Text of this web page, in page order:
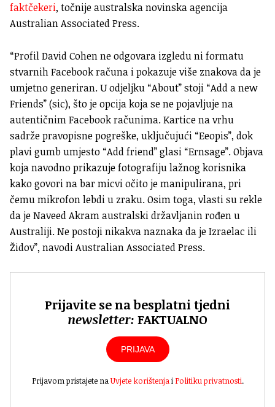
faktčekeri, točnije australska novinska agencija
Australian Associated Press.
“Profil David Cohen ne odgovara izgledu ni formatu
stvarnih Facebook računa i pokazuje više znakova da je
umjetno generiran. U odjeljku “About” stoji “Add a new
Friends” (sic), što je opcija koja se ne pojavljuje na
autentičnim Facebook računima. Kartice na vrhu
sadrže pravopisne pogreške, uključujući “Eeopis”, dok
plavi gumb umjesto “Add friend” glasi “Ernsage”. Objava
koja navodno prikazuje fotografiju lažnog korisnika
kako govori na bar micvi očito je manipulirana, pri
čemu mikrofon lebdi u zraku. Osim toga, vlasti su rekle
da je Naveed Akram australski državljanin rođen u
Australiji. Ne postoji nikakva naznaka da je Izraelac ili
Židov”, navodi Australian Associated Press.
Prijavite se na besplatni tjedni
newsletter: FAKTUALNO
PRIJAVA
Prijavom pristajete naUvjete korištenjai Politiku privatnosti.